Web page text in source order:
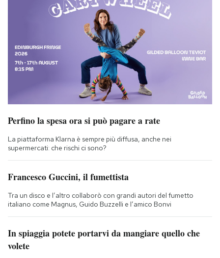
Perfino la spesa ora si può pagare a rate
La piattaforma Klarna è sempre più diffusa, anche nei
supermercati: che rischi ci sono?
Francesco Guccini, il fumettista
Tra un disco e l’altro collaborò con grandi autori del fumetto
italiano come Magnus, Guido Buzzelli e l’amico Bonvi
In spiaggia potete portarvi da mangiare quello che
volete